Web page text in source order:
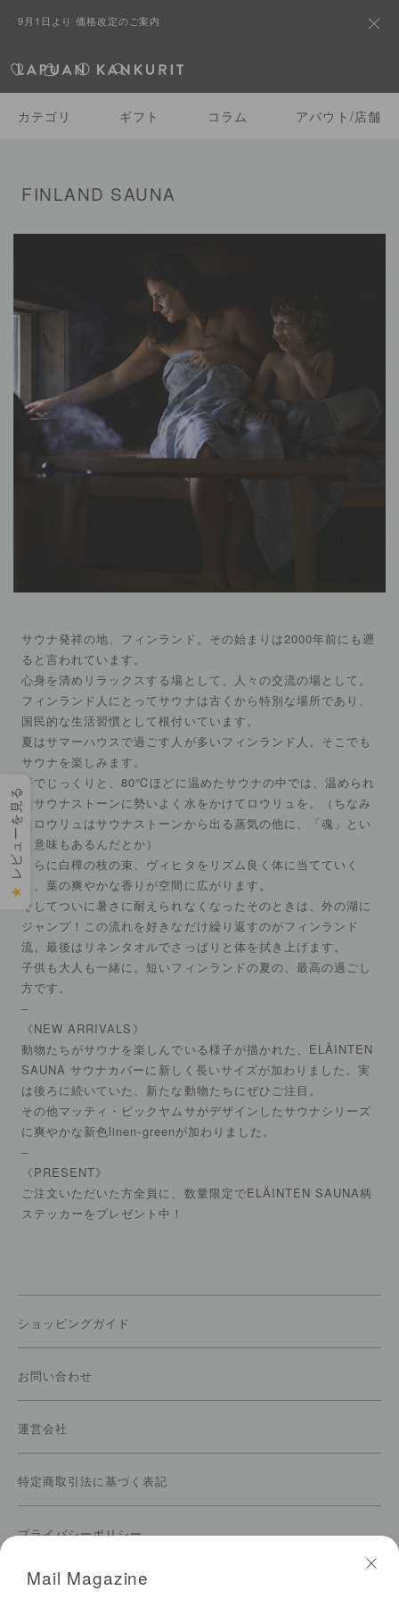
9月1日より 価格改定のご案内
カテゴリ ギフト コラム アバウト/店舗
FINLAND SAUNA
サウナ発祥の地、フィンランド。その始まりは2000年前にも遡
ると言われています。
心身を清めリラックスする場として、人々の交流の場として。
フィンランド人にとってサウナは古くから特別な場所であり、
国民的な生活習慣として根付いています。
夏はサマーハウスで過ごす人が多いフィンランド人。そこでも
サウナを楽しみます。
薪でじっくりと、80℃ほどに温めたサウナの中では、温められ
たサウナストーンに勢いよく水をかけてロウリュを。（ちなみ
にロウリュはサウナストーンから出る蒸気の他に、「魂」とい
う意味もあるんだとか）
さらに白樺の枝の束、ヴィヒタをリズム良く体に当てていく
と、葉の爽やかな香りが空間に広がります。
そしてついに暑さに耐えられなくなったそのときは、外の湖に
ジャンプ！この流れを好きなだけ繰り返すのがフィンランド
流。最後はリネンタオルでさっぱりと体を拭き上げます。
子供も大人も一緒に。短いフィンランドの夏の、最高の過ごし
方です。
–
《NEW ARRIVALS》
動物たちがサウナを楽しんでいる様子が描かれた、ELÄINTEN
SAUNA サウナカバーに新しく長いサイズが加わりました。実
は後ろに続いていた、新たな動物たちにぜひご注目。
その他マッティ・ピックヤムサがデザインしたサウナシリーズ
に爽やかな新色linen-greenが加わりました。
–
《PRESENT》
ご注文いただいた方全員に、数量限定でELÄINTEN SAUNA柄
ステッカーをプレゼント中！
ショッピングガイド
お問い合わせ
運営会社
特定商取引法に基づく表記
プライバシーポリシー
ご利用規約
Mail Magazine
★
レビューを見る